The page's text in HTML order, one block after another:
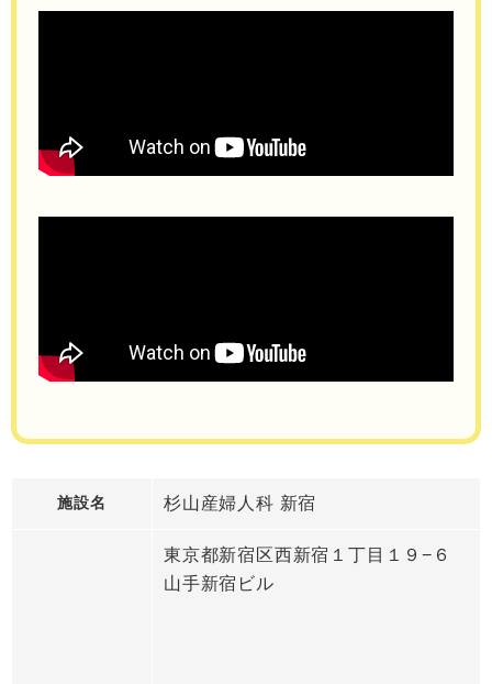
施設名 杉山産婦人科 新宿
東京都新宿区西新宿１丁目１９−６
山手新宿ビル